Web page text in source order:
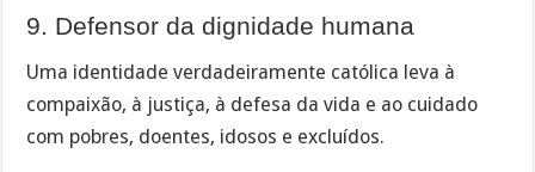
9. Defensor da dignidade humana
Uma identidade verdadeiramente católica leva à
compaixão, à justiça, à defesa da vida e ao cuidado
com pobres, doentes, idosos e excluídos.